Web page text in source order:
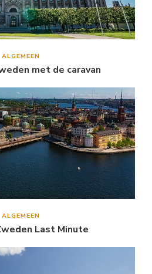
ALGEMEEN
met de caravan
ALGEMEEN
Last Minute